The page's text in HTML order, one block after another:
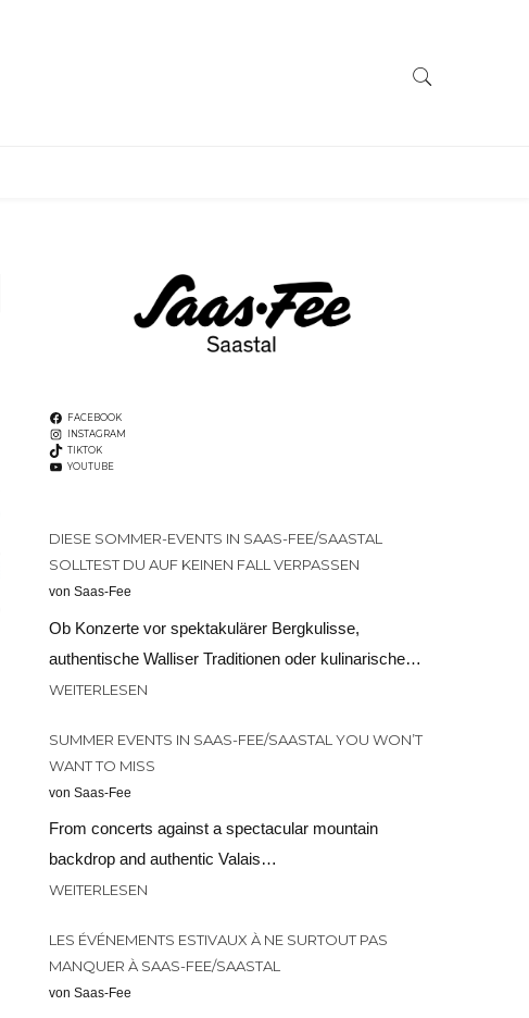
FACEBOOK
INSTAGRAM
TIKTOK
YOUTUBE
DIESE SOMMER-EVENTS IN SAAS-FEE/SAASTAL
SOLLTEST DU AUF KEINEN FALL VERPASSEN
von Saas-Fee
Ob Konzerte vor spektakulärer Bergkulisse,
authentische Walliser Traditionen oder kulinarische…
WEITERLESEN
SUMMER EVENTS IN SAAS-FEE/SAASTAL YOU WON’T
WANT TO MISS
von Saas-Fee
From concerts against a spectacular mountain
backdrop and authentic Valais…
WEITERLESEN
LES ÉVÉNEMENTS ESTIVAUX À NE SURTOUT PAS
MANQUER À SAAS-FEE/SAASTAL
von Saas-Fee